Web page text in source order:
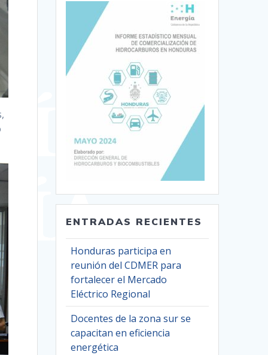
ENTRADAS RECIENTES
Honduras participa en
reunión del CDMER para
fortalecer el Mercado
Eléctrico Regional
Docentes de la zona sur se
capacitan en eficiencia
energética